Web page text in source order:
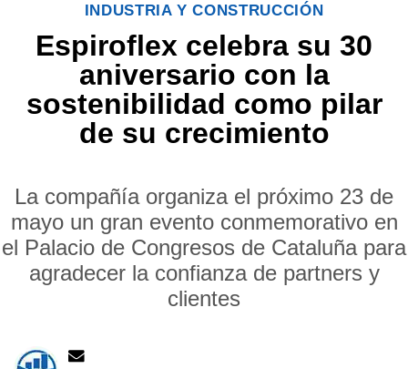
INDUSTRIA Y CONSTRUCCIÓN
Espiroflex celebra su 30
aniversario con la
sostenibilidad como pilar
de su crecimiento
La compañía organiza el próximo 23 de
mayo un gran evento conmemorativo en
el Palacio de Congresos de Cataluña para
agradecer la confianza de partners y
clientes